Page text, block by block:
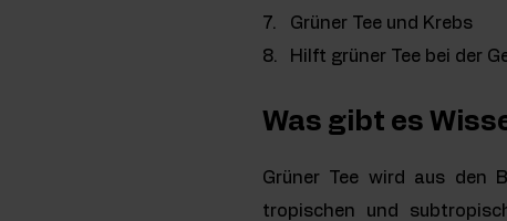
Grüner Tee und Krebs
Hilft grüner Tee bei der
Was gibt es
Grüner Tee wird aus den
tropischen und